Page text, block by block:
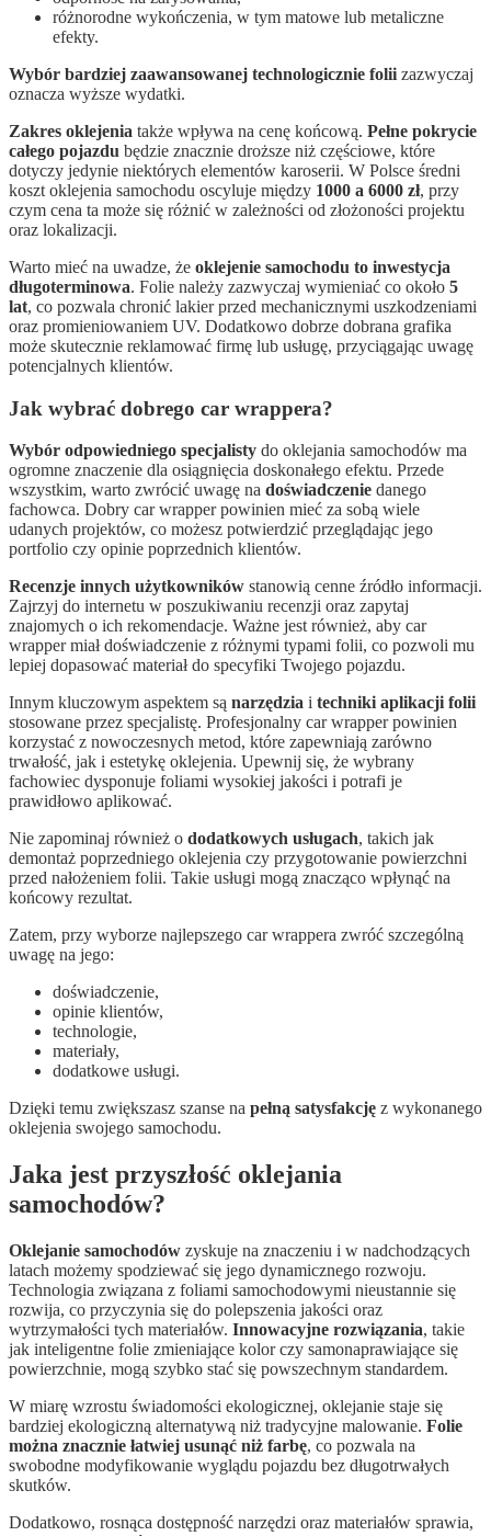
różnorodne wykończenia, w tym matowe lub metaliczne
efekty.
Wybór bardziej zaawansowanej technologicznie folii zazwyczaj
oznacza wyższe wydatki.
Zakres oklejenia także wpływa na cenę końcową. Pełne pokrycie
całego pojazdu będzie znacznie droższe niż częściowe, które
dotyczy jedynie niektórych elementów karoserii. W Polsce średni
koszt oklejenia samochodu oscyluje między 1000 a 6000 zł, przy
czym cena ta może się różnić w zależności od złożoności projektu
oraz lokalizacji.
Warto mieć na uwadze, że oklejenie samochodu to inwestycja
długoterminowa. Folie należy zazwyczaj wymieniać co około 5
lat, co pozwala chronić lakier przed mechanicznymi uszkodzeniami
oraz promieniowaniem UV. Dodatkowo dobrze dobrana grafika
może skutecznie reklamować firmę lub usługę, przyciągając uwagę
potencjalnych klientów.
Jak wybrać dobrego car wrappera?
Wybór odpowiedniego specjalisty do oklejania samochodów ma
ogromne znaczenie dla osiągnięcia doskonałego efektu. Przede
wszystkim, warto zwrócić uwagę na doświadczenie danego
fachowca. Dobry car wrapper powinien mieć za sobą wiele
udanych projektów, co możesz potwierdzić przeglądając jego
portfolio czy opinie poprzednich klientów.
Recenzje innych użytkowników stanowią cenne źródło informacji.
Zajrzyj do internetu w poszukiwaniu recenzji oraz zapytaj
znajomych o ich rekomendacje. Ważne jest również, aby car
wrapper miał doświadczenie z różnymi typami folii, co pozwoli mu
lepiej dopasować materiał do specyfiki Twojego pojazdu.
Innym kluczowym aspektem są narzędzia i techniki aplikacji folii
stosowane przez specjalistę. Profesjonalny car wrapper powinien
korzystać z nowoczesnych metod, które zapewniają zarówno
trwałość, jak i estetykę oklejenia. Upewnij się, że wybrany
fachowiec dysponuje foliami wysokiej jakości i potrafi je
prawidłowo aplikować.
Nie zapominaj również o dodatkowych usługach, takich jak
demontaż poprzedniego oklejenia czy przygotowanie powierzchni
przed nałożeniem folii. Takie usługi mogą znacząco wpłynąć na
końcowy rezultat.
Zatem, przy wyborze najlepszego car wrappera zwróć szczególną
uwagę na jego:
doświadczenie,
opinie klientów,
technologie,
materiały,
dodatkowe usługi.
Dzięki temu zwiększasz szanse na pełną satysfakcję z wykonanego
oklejenia swojego samochodu.
Jaka jest przyszłość oklejania
samochodów?
Oklejanie samochodów zyskuje na znaczeniu i w nadchodzących
latach możemy spodziewać się jego dynamicznego rozwoju.
Technologia związana z foliami samochodowymi nieustannie się
rozwija, co przyczynia się do polepszenia jakości oraz
wytrzymałości tych materiałów. Innowacyjne rozwiązania, takie
jak inteligentne folie zmieniające kolor czy samonaprawiające się
powierzchnie, mogą szybko stać się powszechnym standardem.
W miarę wzrostu świadomości ekologicznej, oklejanie staje się
bardziej ekologiczną alternatywą niż tradycyjne malowanie. Folie
można znacznie łatwiej usunąć niż farbę, co pozwala na
swobodne modyfikowanie wyglądu pojazdu bez długotrwałych
skutków.
Dodatkowo, rosnąca dostępność narzędzi oraz materiałów sprawia,